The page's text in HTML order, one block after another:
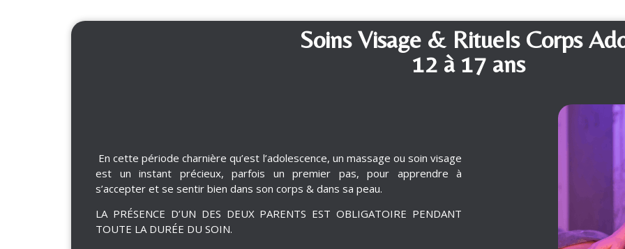
Soins Visage & Rituels Corps
12 à 17 ans
En cette période charnière qu’est l’adolescence, un massage ou soin visage
est un instant précieux, parfois un premier pas, pour apprendre à
s’accepter et se sentir bien dans son corps & dans sa peau.
LA PRÉSENCE D’UN DES DEUX PARENTS EST OBLIGATOIRE PENDANT
TOUTE LA DURÉE DU SOIN.